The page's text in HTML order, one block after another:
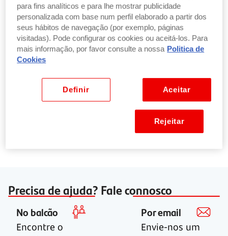
Participar sinistro
Participar sinistro Seguro Lar Autónomo
Pedir apólice
Pedir apólice do Seguro Lar Autónomo
Precisa de ajuda? Fale connosco
No balcão
Encontre o
Por email
Envie-nos um
para fins analíticos e para lhe mostrar publicidade
personalizada com base num perfil elaborado a partir dos
seus hábitos de navegação (por exemplo, páginas
visitadas). Pode configurar os cookies ou aceitá-los. Para
mais informação, por favor consulte a nossa Politica de
Cookies
Aceitar
Definir
Rejeitar